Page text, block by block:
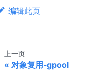
编辑此页
上一页
对象复用-gpool